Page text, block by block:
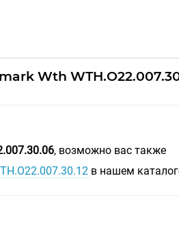
Wth
, возможно вас также
в нашем